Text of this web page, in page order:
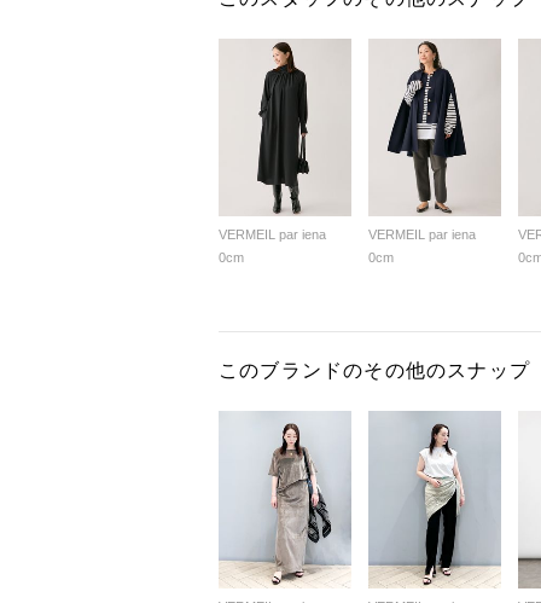
VERMEIL par iena
0cm
VERMEIL par iena
0cm
このブランドのその他のスナップ